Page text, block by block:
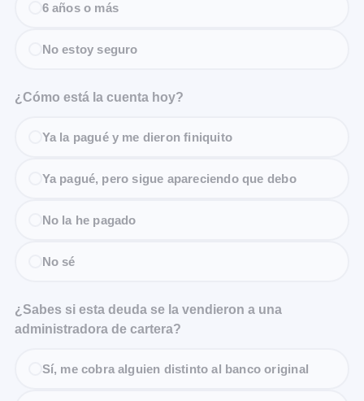
6 años o más
No estoy seguro
¿Cómo está la cuenta hoy?
Ya la pagué y me dieron finiquito
Ya pagué, pero sigue apareciendo que debo
No la he pagado
No sé
¿Sabes si esta deuda se la vendieron a una
administradora de cartera?
Sí, me cobra alguien distinto al banco original